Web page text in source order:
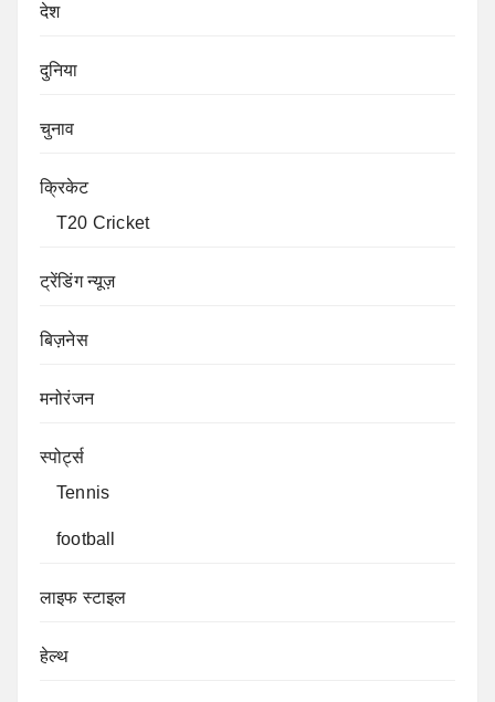
देश
दुनिया
चुनाव
क्रिकेट
T20 Cricket
ट्रेंडिंग न्यूज़
बिज़नेस
मनोरंजन
स्पोर्ट्स
Tennis
football
लाइफ स्टाइल
हेल्थ